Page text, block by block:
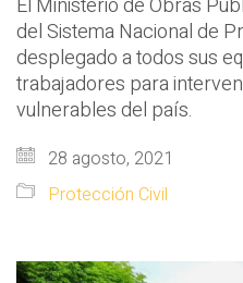
del Sistema Nacional de
desplegado a todos sus
trabajadores para
vulnerables del país.
28 agosto, 2021
Protección Civil